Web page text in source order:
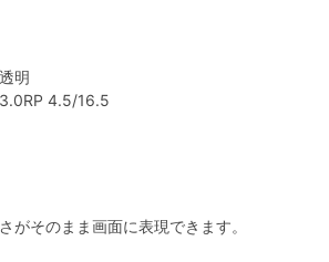
明
4.5/16.5
がそのまま画面に表現できます。